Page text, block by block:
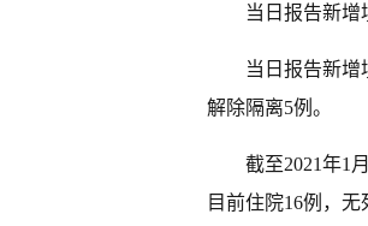
当日报告新增
当日报告新增
解除隔离5例。
截至2021年1
目前住院16例，